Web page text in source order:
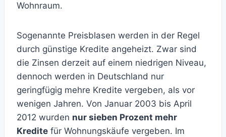
Wohnraum.
Sogenannte Preisblasen werden in der Regel
durch günstige Kredite angeheizt. Zwar sind
die Zinsen derzeit auf einem niedrigen Niveau,
dennoch werden in Deutschland nur
geringfügig mehre Kredite vergeben, als vor
wenigen Jahren. Von Januar 2003 bis April
2012 wurden nur sieben Prozent mehr
Kredite für Wohnungskäufe vergeben. Im